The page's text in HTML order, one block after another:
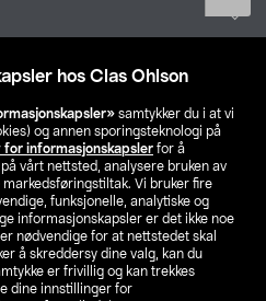
hos Clas Ohlson
samtykker du i at vi
og annen sporingsteknologi på
for informasjonskapsler for å
vårt nettsted, analysere bruken av
Vi bruker fire
funksjonelle, analytiske og
informasjonskapsler er det ikke noe
nødvendige for at nettstedet skal
å skreddersy dine valg, kan du
er frivillig og kan trekkes
dine innstillinger for
din butikk
NO FI